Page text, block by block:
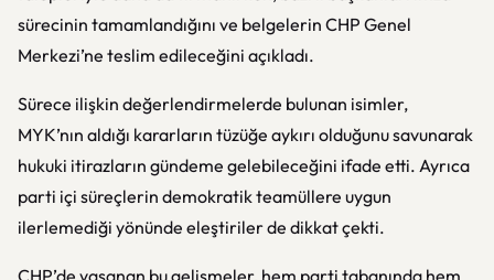
sürecinin tamamlandığını ve belgelerin CHP Genel
Merkezi’ne teslim edileceğini açıkladı.
Sürece ilişkin değerlendirmelerde bulunan isimler,
MYK’nın aldığı kararların tüzüğe aykırı olduğunu savunarak
hukuki itirazların gündeme gelebileceğini ifade etti. Ayrıca
parti içi süreçlerin demokratik teamüllere uygun
ilerlemediği yönünde eleştiriler de dikkat çekti.
CHP’de yaşanan bu gelişmeler, hem parti tabanında hem